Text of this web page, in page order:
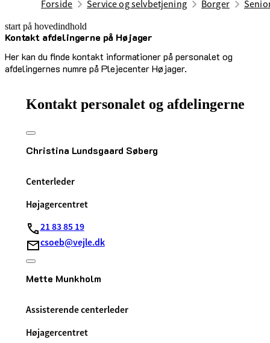
Forside Service og selvbetjening Borger
start på hovedindhold
Kontakt afdelingerne på Højager
Her kan du finde kontakt informationer på personalet og
afdelingernes numre på Plejecenter Højager.
senest opdateret 10. april 2025
Kontakt personalet og afdelingerne
Christina Lundsgaard Søberg
Centerleder
Højagercentret
21 83 85 19
csoeb@vejle.dk
Mette Munkholm
Assisterende centerleder
Højagercentret